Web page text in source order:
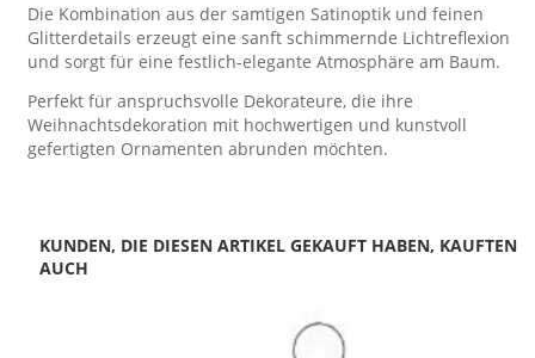
Die Kombination aus der samtigen Satinoptik und feinen
Glitterdetails erzeugt eine sanft schimmernde Lichtreflexion
und sorgt für eine festlich-elegante Atmosphäre am Baum.
Perfekt für anspruchsvolle Dekorateure, die ihre
Weihnachtsdekoration mit hochwertigen und kunstvoll
gefertigten Ornamenten abrunden möchten.
KUNDEN, DIE DIESEN ARTIKEL GEKAUFT HABEN, KAUFTEN
AUCH